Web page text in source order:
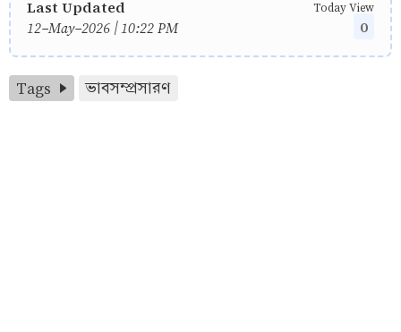
Last Updated
12-May-2026 | 10:22 PM
Today View
0
Tags ভাবসম্প্রসারণ